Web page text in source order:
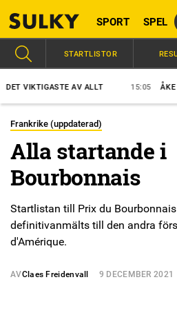
SPORT SPEL
VIKTIGASTE AV ALLT 15:05 ÅKE
STARTLISTOR
Frankrike (uppdaterad)
Alla startande i
Bourbonnais
Startlistan till Prix du
definitivanmälts till den andra
d'Amérique.
AVClaes Freidenvall 9 DECEMBER 2021